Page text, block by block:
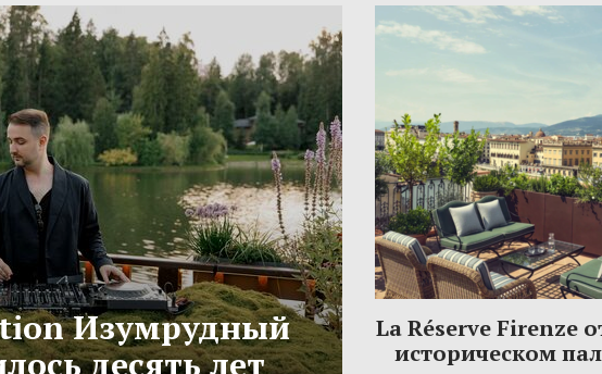
Изумрудный
десять лет
La Réserve Firenze
историческом